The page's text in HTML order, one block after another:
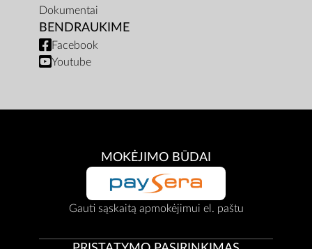
Dokumentai
BENDRAUKIME
Facebook
Youtube
MOKĖJIMO BŪDAI
Gauti sąskaitą apmokėjimui el. paštu